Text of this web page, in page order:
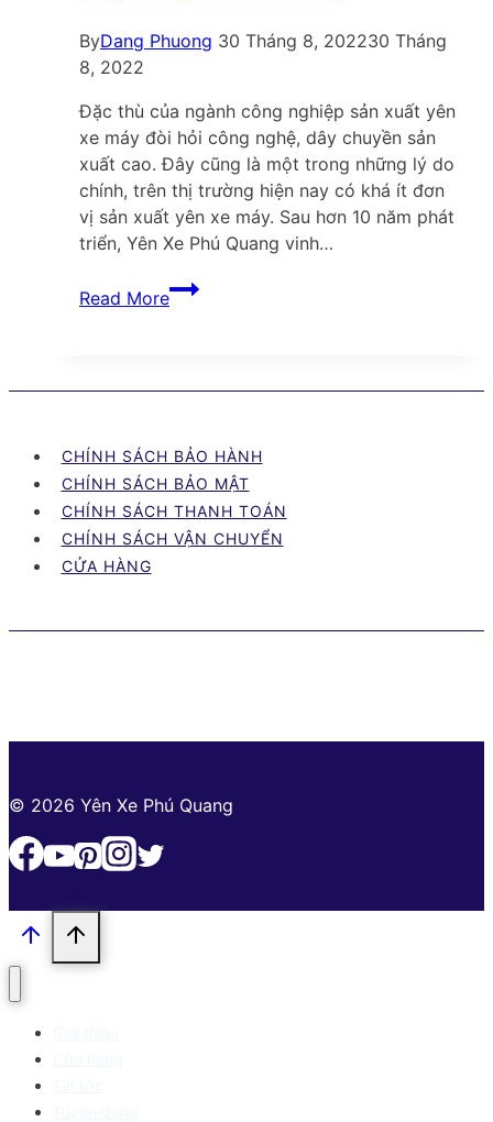
nhất
ByDang Phuong 30 Tháng 8, 202230 Tháng
8, 2022
Đặc thù của ngành công nghiệp sản xuất yên
xe máy đòi hỏi công nghệ, dây chuyền sản
xuất cao. Đây cũng là một trong những lý do
chính, trên thị trường hiện nay có khá ít đơn
vị sản xuất yên xe máy. Sau hơn 10 năm phát
triển, Yên Xe Phú Quang vinh…
Read More
Yên
xe
Quang
hữu
công
nghệ
tiên
tiến
chuyền
CHÍNH SÁCH BẢO HÀNH
CHÍNH SÁCH BẢO MẬT
CHÍNH SÁCH THANH TOÁN
CHÍNH SÁCH VẬN CHUYỂN
CỬA HÀNG
© 2026 Yên Xe Phú Quang